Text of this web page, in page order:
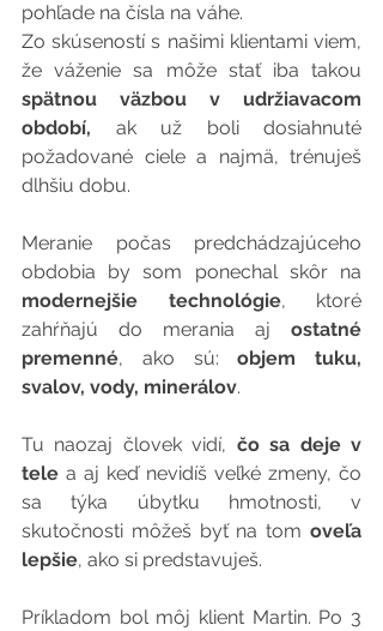
pohľade na čísla na váhe.
Zo skúseností s našimi klientami viem,
spätnou väzbou v udržiavacom
období, ak už boli dosiahnuté
požadované ciele a najmä, trénuješ
dlhšiu dobu.
Meranie počas predchádzajúceho
modernejšie technológie, ktoré
zahŕňajú do merania aj ostatné
premenné, ako sú: objem tuku,
svalov, vody, minerálov.
Tu naozaj človek vidí, čo sa deje v
tele a aj keď nevidíš veľké zmeny, čo
sa týka úbytku hmotnosti, v
skutočnosti môžeš byť na tom oveľa
lepšie, ako si predstavuješ.
Príkladom bol môj klient Martin. Po 3